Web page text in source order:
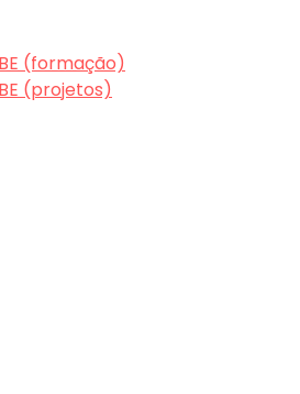
(formação)
(projetos)